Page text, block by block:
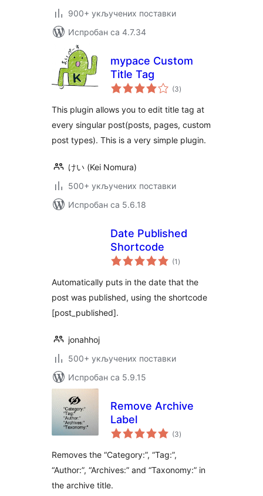
900+ укључених поставки
Испробан са 4.7.34
mypace Custom
Title Tag
(3укупних
оцена
)
This plugin allows you to edit title tag at
every singular post(posts, pages, custom
post types). This is a very simple plugin.
けい (Kei Nomura)
500+ укључених поставки
Испробан са 5.6.18
Date Published
Shortcode
(1 укупних
оцена
)
Automatically puts in the date that the
post was published, using the shortcode
[post_published].
jonahhoj
500+ укључених поставки
Испробан са 5.9.15
Remove Archive
Label
(3укупних
оцена
)
Removes the “Category:”, “Tag:”,
“Author:”, “Archives:” and “Taxonomy:” in
the archive title.